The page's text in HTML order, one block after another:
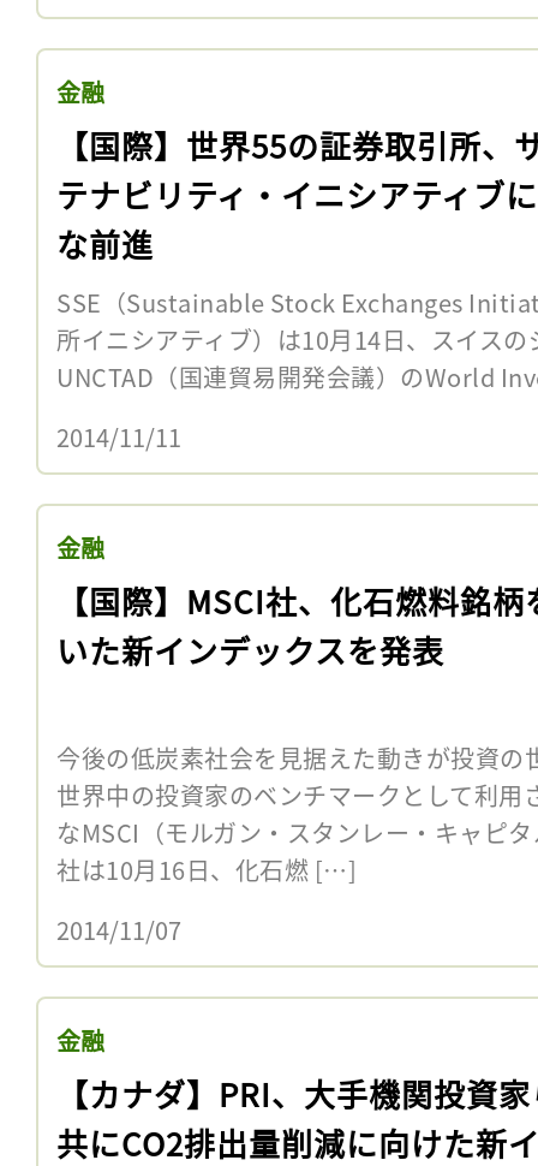
金融
【国際】世界55の証券取引所、
テナビリティ・イニシアティブ
な前進
SSE（Sustainable Stock Exchanges
所イニシアティブ）は10月14日、スイス
UNCTAD（国連貿易開発会議）のWorld
2014/11/11
金融
【国際】MSCI社、化石燃料銘柄
いた新インデックスを発表
今後の低炭素社会を見据えた動きが投資
世界中の投資家のベンチマークとして利用
なMSCI（モルガン・スタンレー・キャピ
社は10月16日、化石燃 […]
2014/11/07
金融
【カナダ】PRI、大手機関投資
共にCO2排出量削減に向けた新